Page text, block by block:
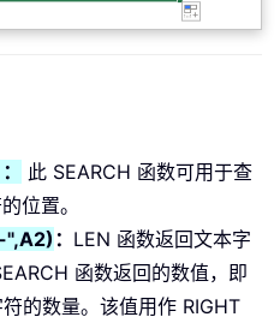
此 SEARCH 函数可用于查
位置。
",A2) ： LEN 函数返回文本字
函数返回的数值，即
的数量。该值用作 RIGHT